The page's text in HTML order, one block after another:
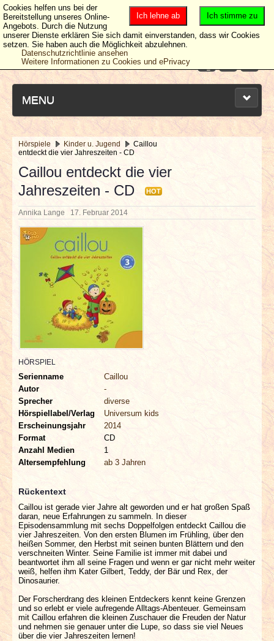
MENU
NEUESTE ARTIKEL
NEWS & DATES
BERICHTE
VERLOSUNGEN
INTERVIEWS
SPECIALS
REDAKTION
LINKS
ARCHIV
Hörspiele Kinder u. Jugend
Caillou
entdeckt die vier Jahreszeiten - CD
Caillou entdeckt die vier
Jahreszeiten - CD
HOT
Annika Lange 17. Februar 2014
HÖRSPIEL
Serienname
Caillou
Autor
-
Sprecher
diverse
Hörspiellabel/Verlag
Universum kids
Erscheinungsjahr
2014
Format
CD
Anzahl Medien
1
Altersempfehlung
ab 3 Jahren
Rückentext
Caillou ist gerade vier Jahre alt geworden und er hat großen Spaß
daran, neue Erfahrungen zu sammeln. In dieser
Episodensammlung mit sechs Doppelfolgen entdeckt Caillou die
vier Jahreszeiten. Von den ersten Blumen im Frühling, über den
heißen Sommer, den Herbst mit seinen bunten Blättern und den
verschneiten Winter. Seine Familie ist immer mit dabei und
beantwortet ihm all seine Fragen und wenn er gar nicht mehr weiter
weiß, helfen ihm Kater Gilbert, Teddy, der Bär und Rex, der
Dinosaurier.
Der Forscherdrang des kleinen Entdeckers kennt keine Grenzen
und so erlebt er viele aufregende Alltags-Abenteuer. Gemeinsam
mit Caillou erfahren die kleinen Zuschauer die Freuden der Natur
und nehmen sie genauer unter die Lupe, so dass sie viel Neues
über die vier Jahreszeiten lernen!
Ich stimme zu
Ich lehne ab
Cookies helfen uns bei der
Bereitstellung unseres Online-
Angebots. Durch die Nutzung
unserer Dienste erklären Sie sich damit einverstanden, dass wir Cookies
setzen. Sie haben auch die Möglichkeit abzulehnen.
Datenschutzrichtlinie ansehen
Weitere Informationen zu Cookies und ePrivacy